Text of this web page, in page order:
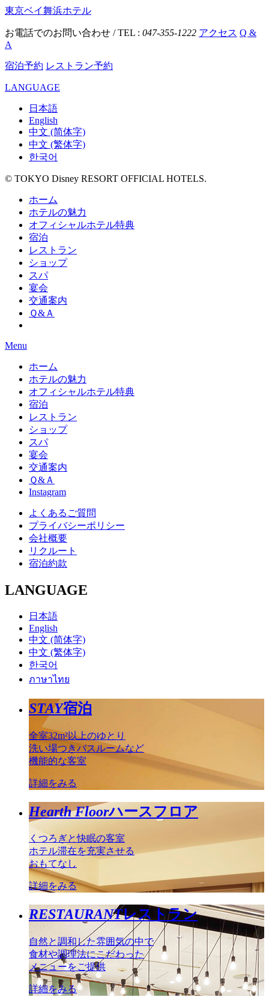
東京ベイ舞浜ホテル
お電話でのお問い合わせ / TEL : 047-355-1222 アクセス Q &
A
宿泊予約 レストラン予約
LANGUAGE
日本語
English
中文 (简体字)
中文 (繁体字)
한국어
© TOKYO Disney RESORT OFFICIAL HOTELS.
ホーム
ホテルの魅力
オフィシャルホテル特典
宿泊
レストラン
ショップ
スパ
宴会
交通案内
Ｑ&Ａ
Menu
ホーム
ホテルの魅力
オフィシャルホテル特典
宿泊
レストラン
ショップ
スパ
宴会
交通案内
Ｑ&Ａ
Instagram
よくあるご質問
プライバシーポリシー
会社概要
リクルート
宿泊約款
LANGUAGE
日本語
English
中文 (简体字)
中文 (繁体字)
한국어
ภาษาไทย
STAY宿泊
全室32m²以上のゆとり
洗い場つきバスルームなど
機能的な客室
詳細をみる
Hearth Floorハースフロア
くつろぎと快眠の客室
ホテル滞在を充実させる
おもてなし
詳細をみる
RESTAURANTレストラン
自然と調和した雰囲気の中で
食材や調理法にこだわった
メニューをご提供
詳細をみる